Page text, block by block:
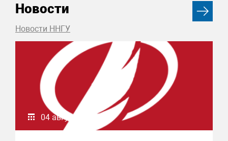
Новости
Новости ННГУ
04 августа 2026